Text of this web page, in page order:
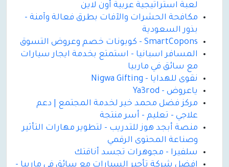
لعبة استراتيجية عربية أون لاين
مكافحة الحشرات والآفات بطرق فعالة وآمنة -
بذور السعودية
SmartCopons - كوبونات خصم وعروض التسوق
المسافر اسبانيا - استمتع بخدمة ايجار سيارات
مع سائق في ماربيا
نقوى للهدايا - Nigwa Gifting
ياعروض - Ya3rod
مركز فضل محمد خير لخدمة المجتمع | دعم
علاجي - تعليم - أسر منتجة
منصة أبجد هوز للتدريب - لتطوير مهارات التأثير
وصناعة المحتوى الرقمي
سلفيرا - مجوهرات تجسد أناقتك
افضل شركة تأجير السيارات مع سائق في ماربيا -